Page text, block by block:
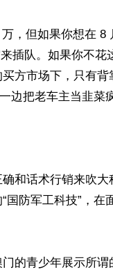
，但如果你想在 8
插队。如果你不花
方市场下，只有背
边把老车主当韭菜
和话术行销来吹大
防军工科技”，在
的青少年展示所谓